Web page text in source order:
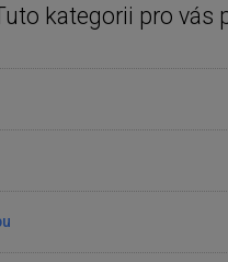
kategorii pro vás